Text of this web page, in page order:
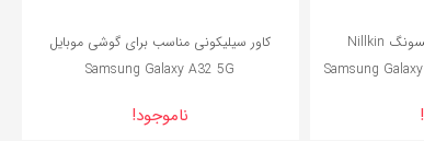
قاب محافظ نیلکین سامسونگ Nillkin
Samsung
کاور سیلیکونی مناسب برای گوشی موبایل
Samsung Galaxy A32 5G
ناموجود!